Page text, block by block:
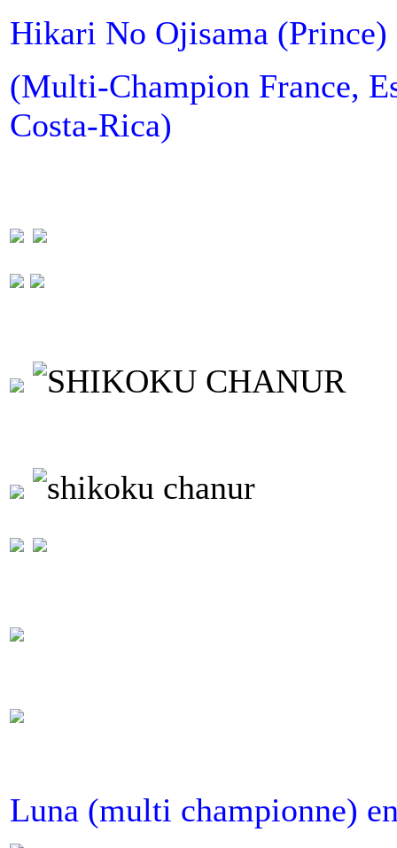
Hikari No Ojisama (Prince)
(Multi-Champion France,
Costa-Rica)
Luna (multi championne)